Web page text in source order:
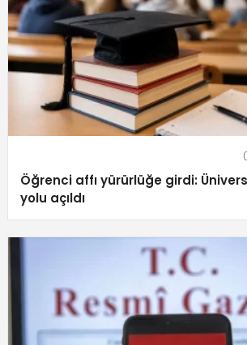
Öğrenci affı yürürlüğe girdi:
yolu açıldı